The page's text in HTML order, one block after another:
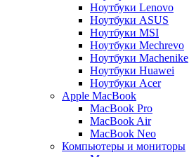
Ноутбуки Lenovo
Ноутбуки ASUS
Ноутбуки MSI
Ноутбуки Mechrevo
Ноутбуки Machenike
Ноутбуки Huawei
Ноутбуки Acer
Apple MacBook
MacBook Pro
MacBook Air
MacBook Neo
Компьютеры и мониторы